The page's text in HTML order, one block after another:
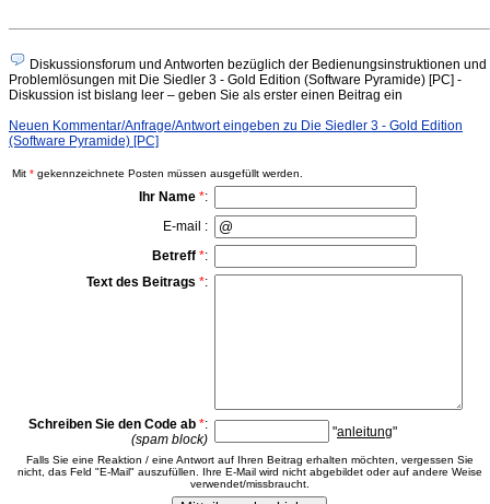
Diskussionsforum und Antworten bezüglich der Bedienungsinstruktionen und
Problemlösungen mit Die Siedler 3 - Gold Edition (Software Pyramide) [PC] -
Diskussion ist bislang leer – geben Sie als erster einen Beitrag ein
Neuen Kommentar/Anfrage/Antwort eingeben zu Die Siedler 3 - Gold Edition
(Software Pyramide) [PC]
Mit * gekennzeichnete Posten müssen ausgefüllt werden.
Ihr Name *:
E-mail :
Betreff *:
Text des Beitrags *:
Schreiben Sie den Code ab *:
(spam block)
"anleitung"
Falls Sie eine Reaktion / eine Antwort auf Ihren Beitrag erhalten möchten, vergessen Sie
nicht, das Feld "E-Mail" auszufüllen. Ihre E-Mail wird nicht abgebildet oder auf andere Weise
verwendet/missbraucht.